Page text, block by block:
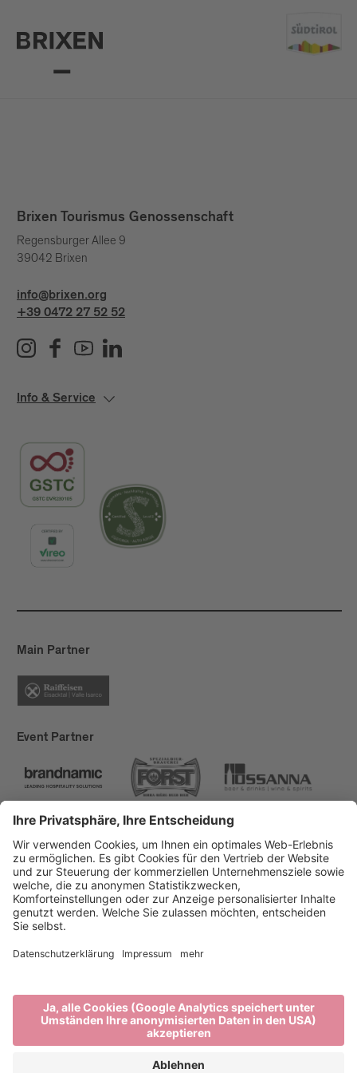
Brixen Tourismus Genossenschaft
Regensburger Allee 9
39042 Brixen
info@brixen.org
+39 0472 27 52 52
Info & Service
Main Partner
Event Partner
Brixen Tourismus
Privacy
Impressum
Förderungen
produced by